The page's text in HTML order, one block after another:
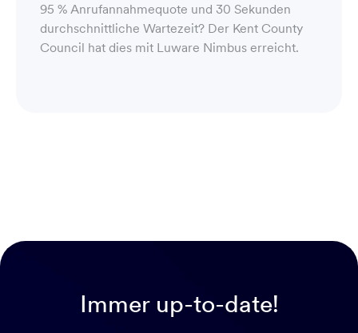
95 % Anrufannahmequote und 30 Sekunden
durchschnittliche Wartezeit? Der Kent County
Council hat dies mit Luware Nimbus erreicht.
Immer up-to-date!